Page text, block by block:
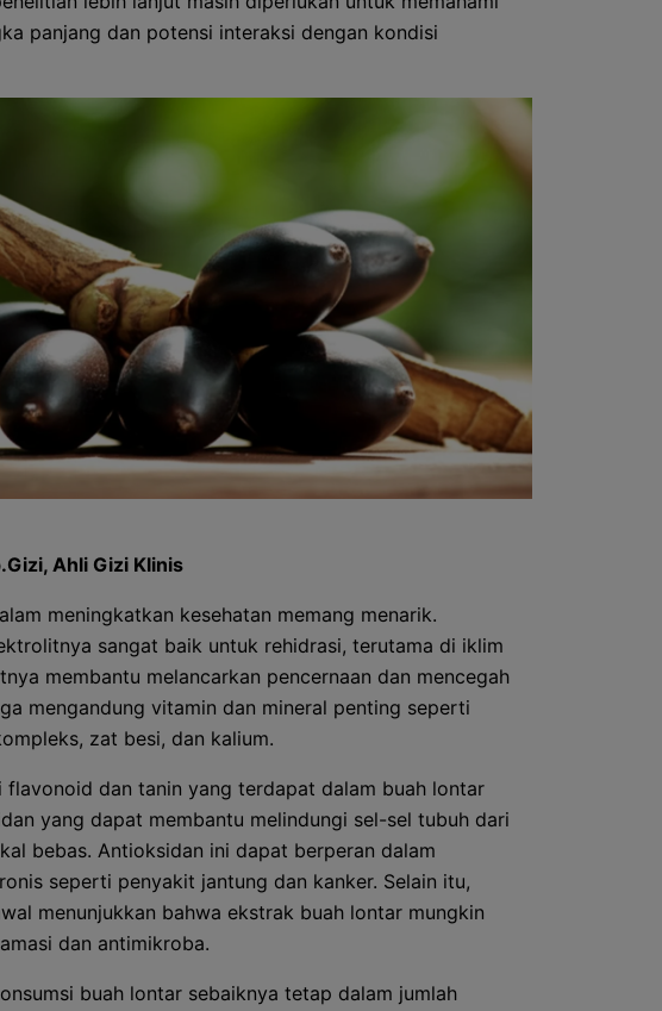
panjang dan potensi interaksi dengan kondisi
Ahli Gizi Klinis
meningkatkan kesehatan memang menarik.
sangat baik untuk rehidrasi, terutama di iklim
membantu melancarkan pencernaan dan mencegah
mengandung vitamin dan mineral penting seperti
zat besi, dan kalium.
flavonoid dan tanin yang terdapat dalam buah lontar
yang dapat membantu melindungi sel-sel tubuh dari
bebas. Antioksidan ini dapat berperan dalam
seperti penyakit jantung dan kanker. Selain itu,
menunjukkan bahwa ekstrak buah lontar mungkin
dan antimikroba.
buah lontar sebaiknya tetap dalam jumlah